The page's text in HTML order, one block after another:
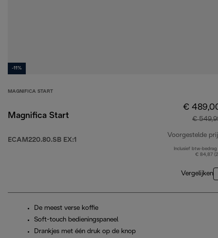
-11%
MAGNIFICA START
Magnifica Start
ECAM220.80.SB EX:1
€
€
Voorgestelde
Inclusief btw-bedrag
€ 84,87
Vergelijken
De meest verse koffie
Soft-touch bedieningspaneel
Drankjes met één druk op de knop